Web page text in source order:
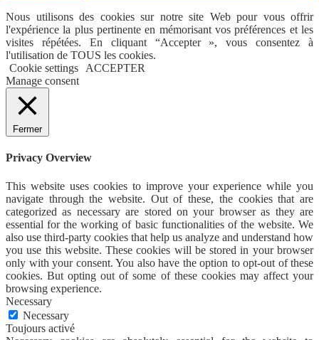
Nous utilisons des cookies sur notre site Web pour vous offrir
l'expérience la plus pertinente en mémorisant vos préférences et les
visites répétées. En cliquant “Accepter », vous consentez à
l'utilisation de TOUS les cookies.
Cookie settings
ACCEPTER
Manage consent
Fermer
Privacy Overview
This website uses cookies to improve your experience while you
navigate through the website. Out of these, the cookies that are
categorized as necessary are stored on your browser as they are
essential for the working of basic functionalities of the website. We
also use third-party cookies that help us analyze and understand how
you use this website. These cookies will be stored in your browser
only with your consent. You also have the option to opt-out of these
cookies. But opting out of some of these cookies may affect your
browsing experience.
Necessary
Necessary
Toujours activé